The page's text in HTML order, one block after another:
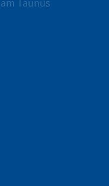
Taunus